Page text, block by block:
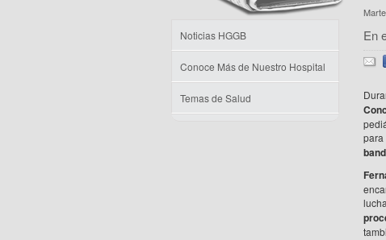
Noticias HGGB
Conoce Más de Nuestro Hospital
Temas de Salud
En